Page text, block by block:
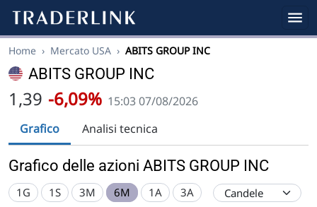
Home › Mercato USA › ABITS GROUP INC
ABITS GROUP INC
1,39 -6,09% 15:03 07/08/2026
Grafico
Analisi tecnica
Grafico delle azioni ABITS GROUP INC
1G 1S 3M 6M 1A 3A